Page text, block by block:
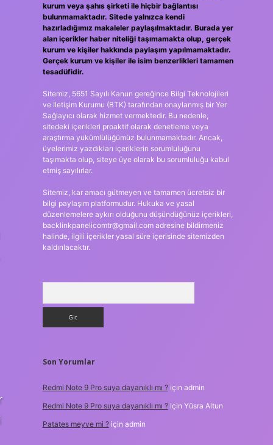
kurum veya şahıs şirketi ile hiçbir bağlantısı
bulunmamaktadır. Sitede yalnızca kendi
hazırladığımız makaleler paylaşılmaktadır. Burada yer
alan içerikler haber niteliği taşımamakta olup, gerçek
kurum ve kişiler hakkında paylaşım yapılmamaktadır.
Gerçek kurum ve kişiler ile isim benzerlikleri tamamen
tesadüfidir.
Sitemiz, 5651 Sayılı Kanun gereğince Bilgi Teknolojileri
ve İletişim Kurumu (BTK) tarafından onaylanmış bir Yer
Sağlayıcı olarak hizmet vermektedir. Bu nedenle,
sitedeki içerikleri proaktif olarak denetleme veya
araştırma yükümlülüğümüz bulunmamaktadır. Ancak,
üyelerimiz yazdıkları içeriklerin sorumluluğunu
taşımakta olup, siteye üye olarak bu sorumluluğu kabul
etmiş sayılırlar.
Sitemiz, kar amacı gütmeyen ve tamamen ücretsiz bir
bilgi paylaşım platformudur. Hukuka ve yasal
düzenlemelere aykırı olduğunu düşündüğünüz içerikleri,
backlinkpanelicomtr@gmail.comadresine bildirmeniz
halinde, ilgili içerikler yasal süre içerisinde sitemizden
kaldırılacaktır.
Son Yorumlar
Redmi Note 9 Pro suya dayanıklı mı ?için admin
Redmi Note 9 Pro suya dayanıklı mı ?için Yüsra Altun
Patates meyve mi ?için admin